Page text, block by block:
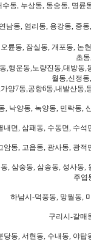
동, 누상동, 동숭동, 명
남동, 염리동, 용강동, 중
륜동, 잠실동, 개포동,
초
,행운동,노량진동,대방
월동,신정
양7동,공항6동,내발산동,
, 낙양동, 녹양동, 민락동,
면, 삼패동, 수동면, 수
암동, 고읍동, 광사동, 광
, 삼숭동, 삼송동, 성사
주엽
하남시-덕풍동, 망월동,
구리시-갈매
동, 서현동, 수내동, 야